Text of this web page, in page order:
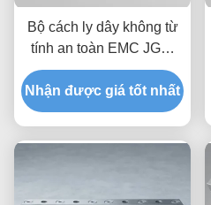
Bộ cách ly dây không từ
tính an toàn EMC JGX-
2228D-665B Giá đỡ tản
nhiệt thoáng qua cho thiết
bị điện tử chính xác
Nhận được giá tốt nhất